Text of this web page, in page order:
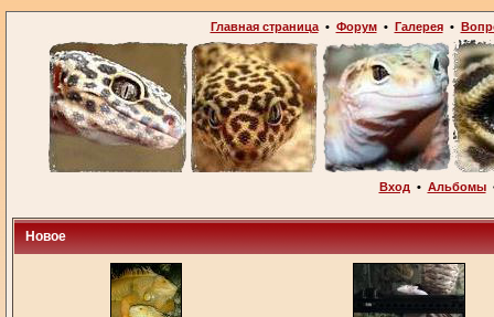
Главная страница• Форум• Галерея•
Вход • Альбомы
Новое